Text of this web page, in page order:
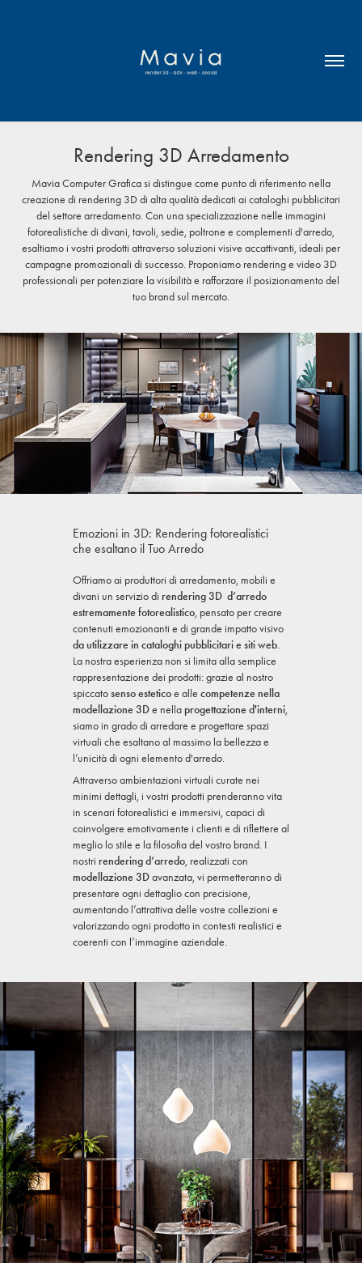
Rendering 3D Arredamento
Mavia Computer Grafica si distingue come punto di riferimento nella
creazione di rendering 3D di alta qualità dedicati ai cataloghi pubblicitari
del settore arredamento. Con una specializzazione nelle immagini
fotorealistiche di divani, tavoli, sedie, poltrone e complementi d'arredo,
esaltiamo i vostri prodotti attraverso soluzioni visive accattivanti, ideali per
campagne promozionali di successo. Proponiamo rendering e video 3D
professionali per potenziare la visibilità e rafforzare il posizionamento del
tuo brand sul mercato.
Emozioni in 3D: Rendering fotorealistici
che esaltano il Tuo Arredo
Offriamo ai produttori di arredamento, mobili e
divani un servizio di rendering 3D d’arredo
estremamente fotorealistico, pensato per creare
contenuti emozionanti e di grande impatto visivo
da utilizzare in cataloghi pubblicitari e siti web.
La nostra esperienza non si limita alla semplice
rappresentazione dei prodotti: grazie al nostro
spiccatosenso esteticoe alle competenze nella
modellazione 3De nellaprogettazione d'interni,
siamo in grado di arredare e progettare spazi
virtuali che esaltano al massimo la bellezza e
l’unicità di ogni elemento d'arredo.
Attraverso ambientazioni virtuali curate nei
minimi dettagli, i vostri prodotti prenderanno vita
in scenari fotorealistici e immersivi, capaci di
coinvolgere emotivamente i clienti e di riflettere al
meglio lo stile e la filosofia del vostro brand. I
nostri rendering d’arredo, realizzati con
modellazione 3Davanzata, vi permetteranno di
presentare ogni dettaglio con precisione,
aumentando l’attrattiva delle vostre collezioni e
valorizzando ogni prodotto in contesti realistici e
coerenti con l’immagine aziendale.